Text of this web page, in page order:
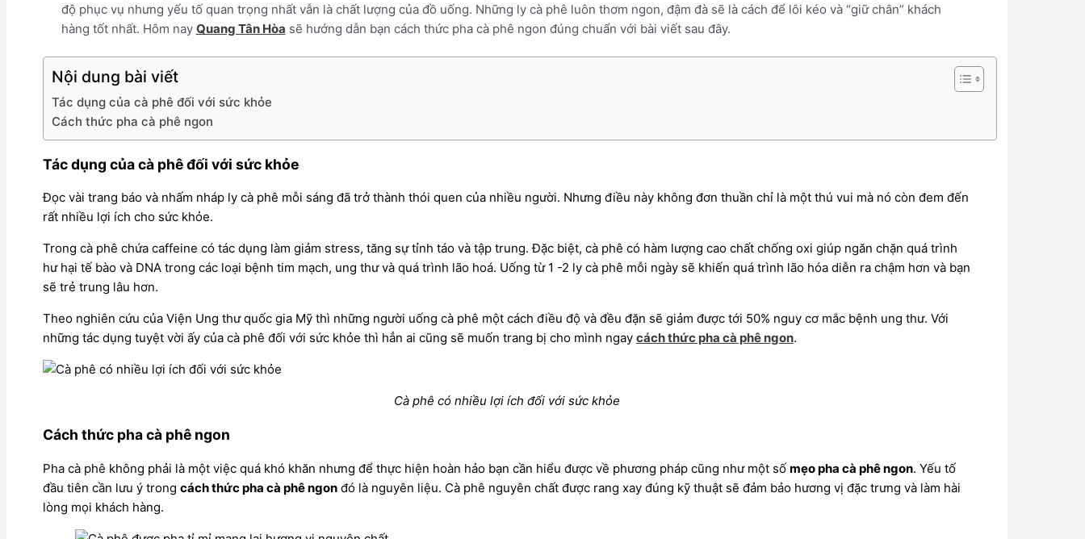
độ phục vụ nhưng yếu tố quan trọng nhất vẫn là chất lượng của đồ uống. Những ly cà phê luôn thơm ngon, đậm đà sẽ là cách để lôi kéo và “giữ chân” khách
hàng tốt nhất. Hôm nay Quang Tân Hòa sẽ hướng dẫn bạn cách thức pha cà phê ngon đúng chuẩn với bài viết sau đây.
Nội dung bài viết
Tác dụng của cà phê đối với sức khỏe
Cách thức pha cà phê ngon
Tác dụng của cà phê đối với sức khỏe
Đọc vài trang báo và nhấm nháp ly cà phê mỗi sáng đã trở thành thói quen của nhiều người. Nhưng điều này không đơn thuần chỉ là một thú vui mà nó còn đem đến
rất nhiều lợi ích cho sức khỏe.
Trong cà phê chứa caffeine có tác dụng làm giảm stress, tăng sự tỉnh táo và tập trung. Đặc biệt, cà phê có hàm lượng cao chất chống oxi giúp ngăn chặn quá trình
hư hại tế bào và DNA trong các loại bệnh tim mạch, ung thư và quá trình lão hoá. Uống từ 1 -2 ly cà phê mỗi ngày sẽ khiến quá trình lão hóa diễn ra chậm hơn và bạn
sẽ trẻ trung lâu hơn.
Theo nghiên cứu của Viện Ung thư quốc gia Mỹ thì những người uống cà phê một cách điều độ và đều đặn sẽ giảm được tới 50% nguy cơ mắc bệnh ung thư. Với
những tác dụng tuyệt vời ấy của cà phê đối với sức khỏe thì hẳn ai cũng sẽ muốn trang bị cho mình ngay cách thức pha cà phê ngon.
Cà phê có nhiều lợi ích đối với sức khỏe
Cách thức pha cà phê ngon
Pha cà phê không phải là một việc quá khó khăn nhưng để thực hiện hoàn hảo bạn cần hiểu được về phương pháp cũng như một số mẹo pha cà phê ngon. Yếu tố
đầu tiên cần lưu ý trong cách thức pha cà phê ngon đó là nguyên liệu. Cà phê nguyên chất được rang xay đúng kỹ thuật sẽ đảm bảo hương vị đặc trưng và làm hài
lòng mọi khách hàng.